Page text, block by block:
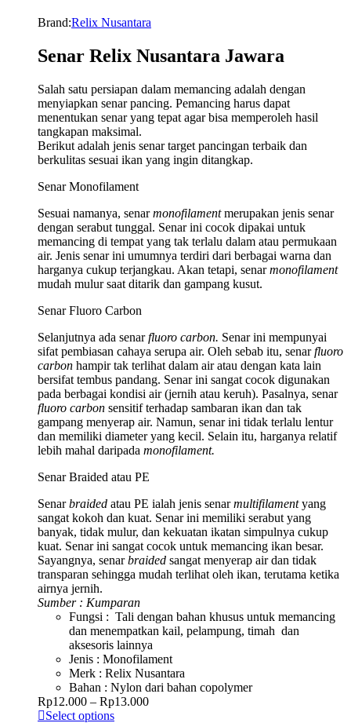
Brand:Relix Nusantara
Senar Relix Nusantara Jawara
Salah satu persiapan dalam memancing adalah dengan
menyiapkan senar pancing. Pemancing harus dapat
menentukan senar yang tepat agar bisa memperoleh hasil
tangkapan maksimal.
Berikut adalah jenis senar target pancingan terbaik dan
berkulitas sesuai ikan yang ingin ditangkap.
Senar Monofilament
Sesuai namanya, senarmonofilamentmerupakan jenis senar
dengan serabut tunggal. Senar ini cocok dipakai untuk
memancing di tempat yang tak terlalu dalam atau permukaan
air. Jenis senar ini umumnya terdiri dari berbagai warna dan
harganya cukup terjangkau. Akan tetapi, senarmonofilament
mudah mulur saat ditarik dan gampang kusut.
Senar Fluoro Carbon
Selanjutnya ada senarfluoro carbon. Senar ini mempunyai
sifat pembiasan cahaya serupa air. Oleh sebab itu, senarfluoro
carbon hampir tak terlihat dalam air atau dengan kata lain
bersifat tembus pandang. Senar ini sangat cocok digunakan
pada berbagai kondisi air (jernih atau keruh). Pasalnya, senar
fluoro carbon sensitif terhadap sambaran ikan dan tak
gampang menyerap air. Namun, senar ini tidak terlalu lentur
dan memiliki diameter yang kecil. Selain itu, harganya relatif
lebih mahal daripada monofilament.
Senar Braided atau PE
Senarbraided atau PE ialah jenis senarmultifilamentyang
sangat kokoh dan kuat. Senar ini memiliki serabut yang
banyak, tidak mulur, dan kekuatan ikatan simpulnya cukup
kuat. Senar ini sangat cocok untuk memancing ikan besar.
Sayangnya, senarbraided sangat menyerap air dan tidak
transparan sehingga mudah terlihat oleh ikan, terutama ketika
airnya jernih.
Sumber : Kumparan
Fungsi : Tali dengan bahan khusus untuk memancing
dan menempatkan kail, pelampung, timah dan
aksesoris lainnya
Jenis : Monofilament
Merk : Relix Nusantara
Bahan : Nylon dari bahan copolymer
Rp12.000 – Rp13.000
Select options